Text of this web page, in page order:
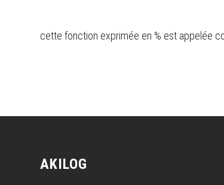
cette fonction exprimée en % est appelée
AKILOG